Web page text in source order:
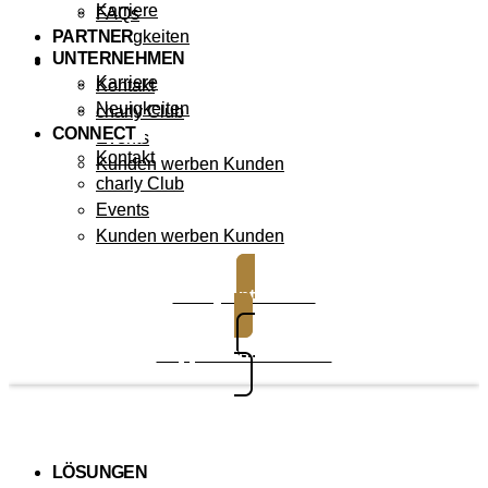
Karriere
Neuigkeiten
CONNECT
Kontakt
charly Club
Events
Kunden werben Kunden
FAQs
PARTNER
UNTERNEHMEN
Karriere
Neuigkeiten
CONNECT
Kontakt
charly Club
Events
Kunden werben Kunden
charly entdecken
Support kontaktieren
LÖSUNGEN